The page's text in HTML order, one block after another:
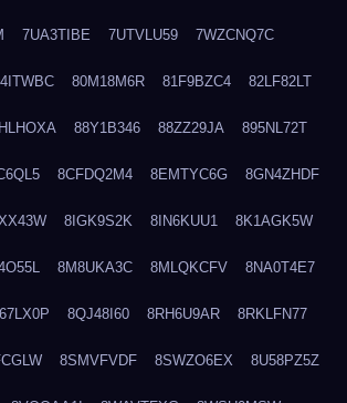
7UA3TIBE 7UTVLU59 7WZCNQ7C
80M18M6R 81F9BZC4 82LF82LT
88Y1B346 88ZZ29JA 895NL72T
8CFDQ2M4 8EMTYC6G 8GN4ZHDF
8IGK9S2K 8IN6KUU1 8K1AGK5W
8M8UKA3C 8MLQKCFV 8NA0T4E7
8QJ48I60 8RH6U9AR 8RKLFN77
8SMVFVDF 8SWZO6EX 8U58PZ5Z